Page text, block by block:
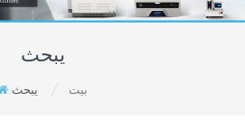
يبحث
بيت يبحث